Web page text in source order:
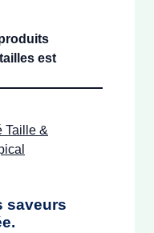
est
saveurs